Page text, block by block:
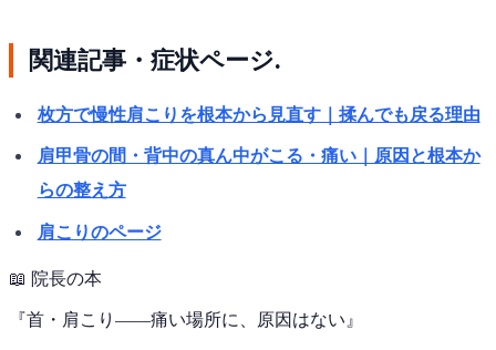
関連記事・症状ページ.
枚方で慢性肩こりを根本から見直す｜揉んでも戻る理由
肩甲骨の間・背中の真ん中がこる・痛い｜原因と根本か
らの整え方
肩こりのページ
📖 院長の本
『首・肩こり——痛い場所に、原因はない 』